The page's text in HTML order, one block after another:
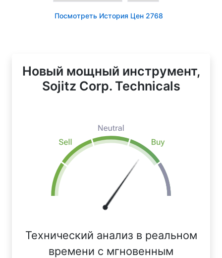
Посмотреть История Цен 2768
Новый мощный инструмент,
Sojitz Corp. Technicals
Технический анализ в реальном
времени с мгновенным